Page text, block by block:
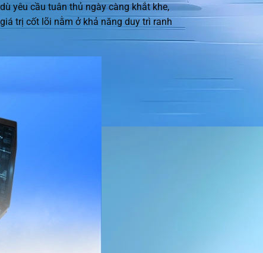
yêu cầu tuân thủ ngày càng khắt khe,
trị cốt lõi nằm ở khả năng duy trì ranh